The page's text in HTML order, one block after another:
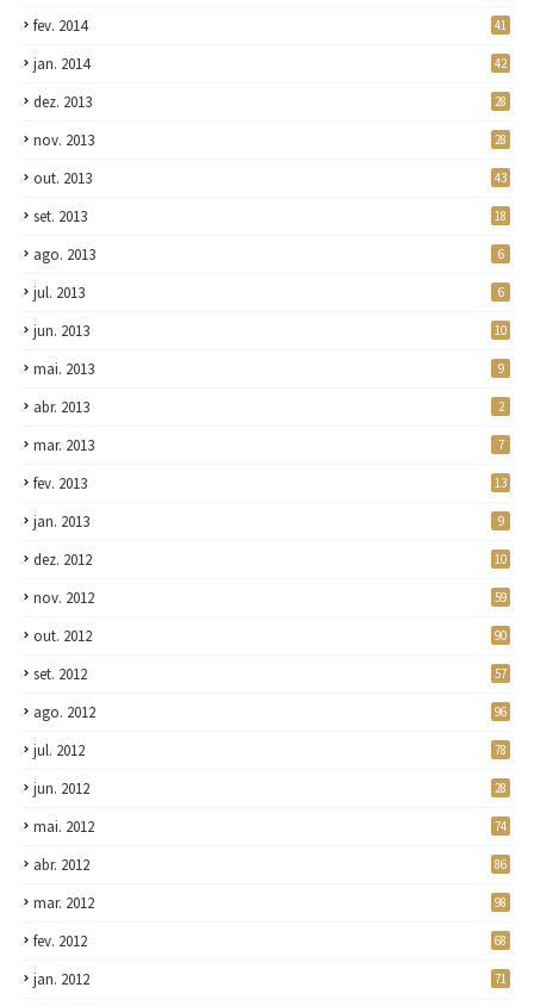
fev. 2014 41
jan. 2014 42
dez. 2013 28
nov. 2013 28
out. 2013 43
set. 2013 18
ago. 2013 6
jul. 2013 6
jun. 2013 10
mai. 2013 9
abr. 2013 2
mar. 2013 7
fev. 2013 13
jan. 2013 9
dez. 2012 10
nov. 2012 59
out. 2012 90
set. 2012 57
ago. 2012 96
jul. 2012 78
jun. 2012 28
mai. 2012 74
abr. 2012 86
mar. 2012 98
fev. 2012 68
jan. 2012 71